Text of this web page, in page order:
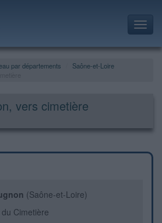
par départements
Saône-et-Loire
vers cimetière
(Saône-et-Loire)
Cimetière